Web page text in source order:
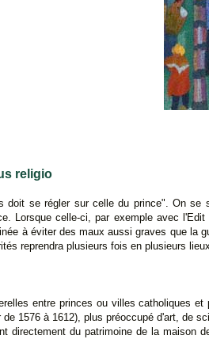
religio
doit se régler sur celle du prince". On
Lorsque celle-ci, par exemple avec
à éviter des maux aussi graves que la
reprendra plusieurs fois en plusieurs
entre princes ou villes catholiques
de 1576 à 1612), plus préoccupé d'art, de
directement du patrimoine de la maison